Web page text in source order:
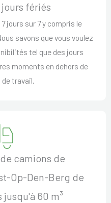
fériés
jours sur 7 y compris le
savons que vous voulez
tel que des jours
moments en dehors de
travail.
camions de
Op-Den-Berg de
60 m³